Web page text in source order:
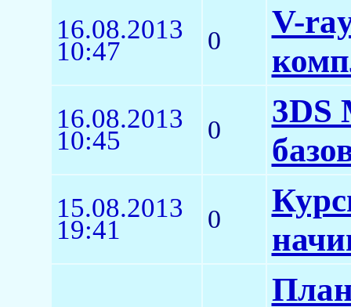
16.08.2013
10:47 0
V-
16.08.2013
10:45 0
3DS
15.08.2013
19:41 0